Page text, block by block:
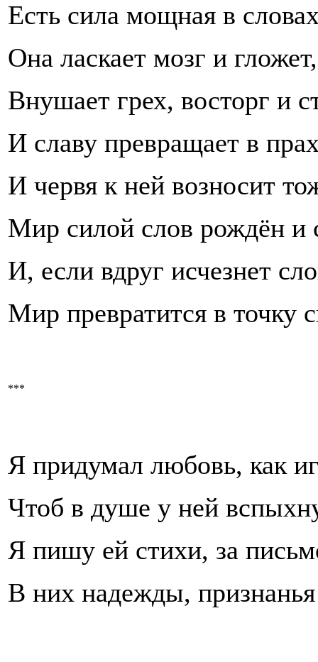
Есть сила мощная в
Она ласкает мозг и гложет,
Внушает грех, восторг и
И славу превращает в
И червя к ней возносит
Мир силой слов рождён и
И, если вдруг исчезнет
Мир превратится в точку
***
Я придумал любовь, как
Чтоб в душе у ней
Я пишу ей стихи, за
В них надежды,